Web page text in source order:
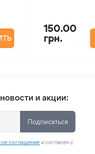
150.00
грн.
и акции:
Подписаться
соглашение и согласен с